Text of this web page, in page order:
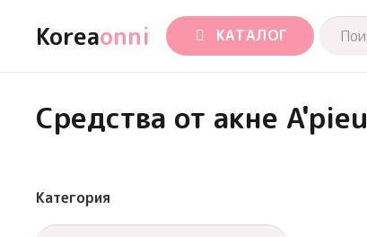
Koreaonni КАТАЛОГ
Средства от акне A'pieu
Категория